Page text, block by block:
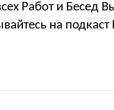
Работ и Бесед
на